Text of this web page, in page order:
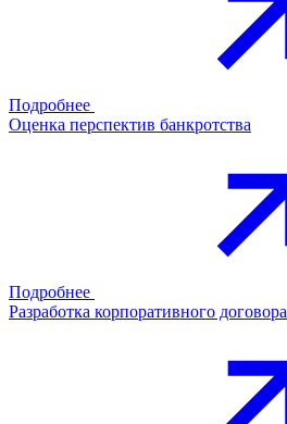
Подробнее
Оценка перспектив банкротства
Подробнее
Разработка корпоративного договора